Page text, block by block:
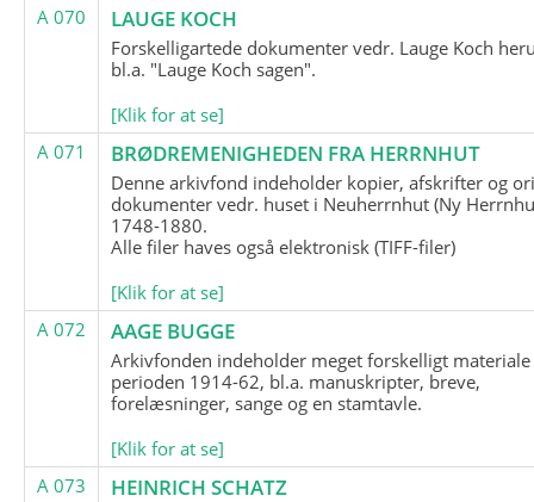
A 070
LAUGE KOCH
Forskelligartede dokumenter vedr. Lauge Koch
bl.a. "Lauge Koch sagen".
[Klik for at se]
A 071
BRØDREMENIGHEDEN FRA HERRNHUT
Denne arkivfond indeholder kopier, afskrifter og
dokumenter vedr. huset i Neuherrnhut (Ny
1748-1880.
Alle filer haves også elektronisk (TIFF-filer)
[Klik for at se]
A 072
AAGE BUGGE
Arkivfonden indeholder meget forskelligt
perioden 1914-62, bl.a. manuskripter, breve,
forelæsninger, sange og en stamtavle.
[Klik for at se]
A 073
HEINRICH SCHATZ